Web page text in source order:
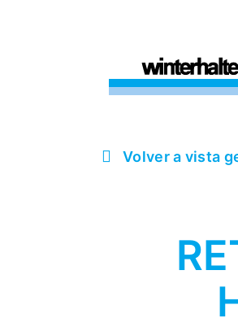
Volver a vista